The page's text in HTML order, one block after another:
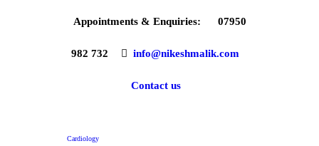
Appointments & Enquiries: 07950
982 732 info@nikeshmalik.com
Contact us
Cardiology